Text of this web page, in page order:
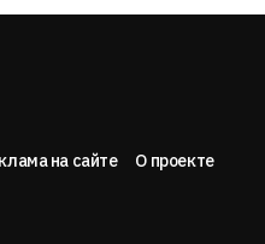
на сайте
О проекте